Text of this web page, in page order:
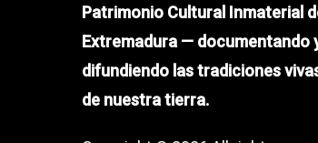
Patrimonio Cultural Inmaterial
Extremadura — documentando
difundiendo las tradiciones
de nuestra tierra.